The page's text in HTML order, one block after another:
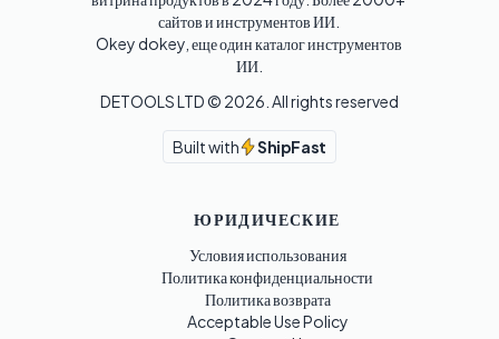
сайтов и инструментов ИИ.
Okey dokey, еще один каталог инструментов
ИИ.
DETOOLS LTD © 2026 . All rights reserved
Built with ShipFast
ЮРИДИЧЕСКИЕ
Условия использования
Политика конфиденциальности
Политика возврата
Acceptable Use Policy